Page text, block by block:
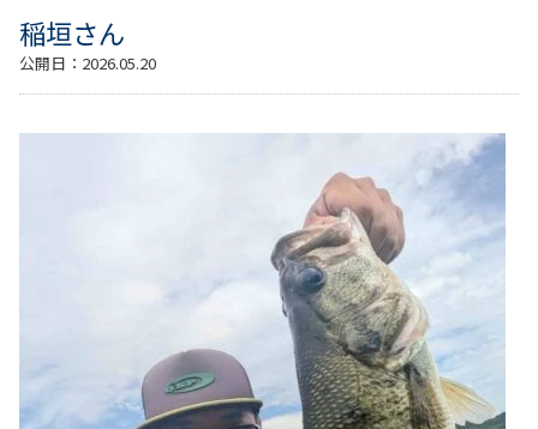
稲垣さん
公開日： 2026.05.20